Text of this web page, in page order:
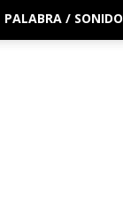
PALABRA / SONIDO